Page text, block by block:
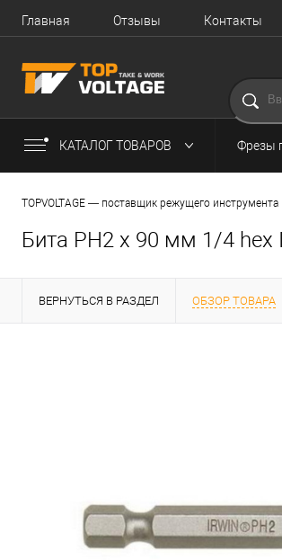
Главная Отзывы Контакты
КАТАЛОГ ТОВАРОВ Фрезы
TOPVOLTAGE — поставщик режущего инструмента
Бита PH2 x 90 мм 1/4 hex
ВЕРНУТЬСЯ В РАЗДЕЛ ОБЗОР ТОВАРА